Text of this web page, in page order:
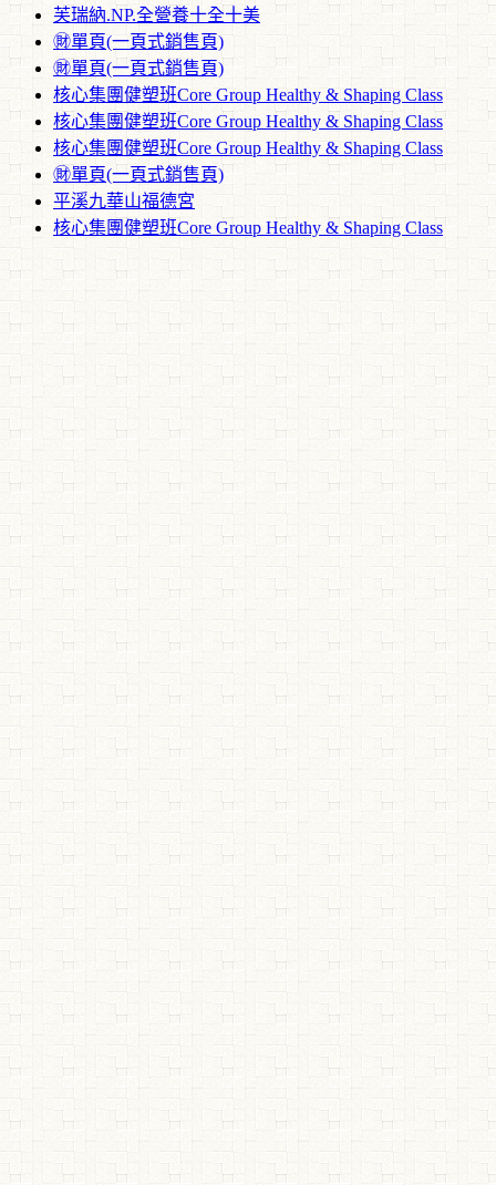
芙瑞納.NP.全營養十全十美
㊖單頁(一頁式銷售頁)
㊖單頁(一頁式銷售頁)
核心集團健塑班Core Group Healthy & Shaping Class
核心集團健塑班Core Group Healthy & Shaping Class
核心集團健塑班Core Group Healthy & Shaping Class
㊖單頁(一頁式銷售頁)
平溪九華山福德宮
核心集團健塑班Core Group Healthy & Shaping Class